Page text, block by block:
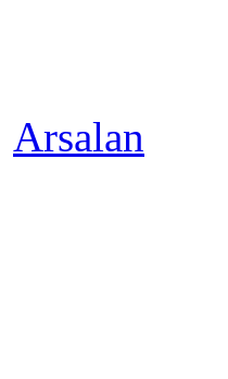
Arsalan